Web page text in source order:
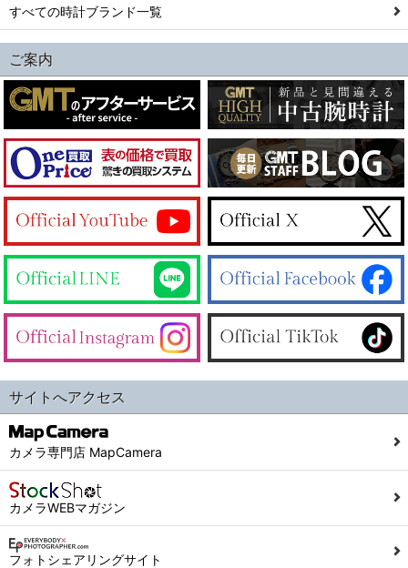
すべての時計ブランド一覧
ご案内
サイトへアクセス
カメラ専門店 MapCamera
カメラWEBマガジン
フォトシェアリングサイト